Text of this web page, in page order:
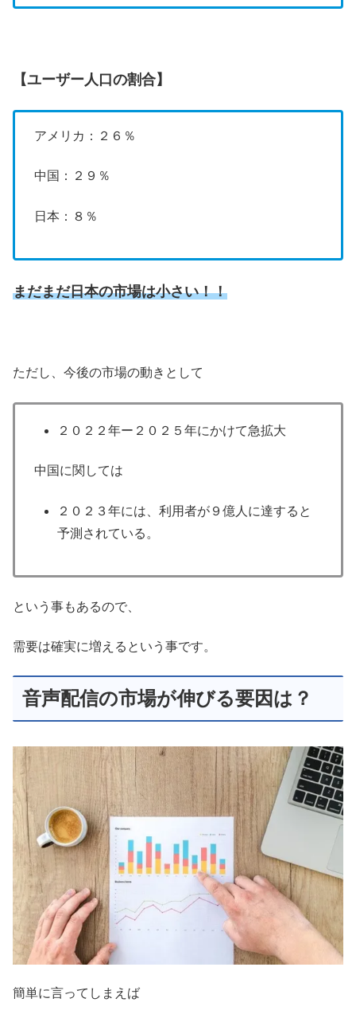
【ユーザー人口の割合】
アメリカ：２６％
中国：２９％
日本：８％
まだまだ日本の市場は小さい！！
ただし、今後の市場の動きとして
２０２２年ー２０２５年にかけて急拡大
中国に関しては
２０２３年には、利用者が９億人に達すると
予測されている。
という事もあるので、
需要は確実に増えるという事です。
音声配信の市場が伸びる要因は？
簡単に言ってしまえば